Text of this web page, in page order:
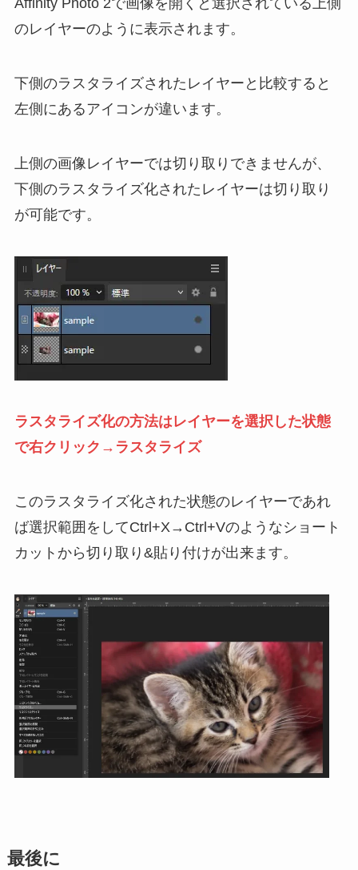
Affinity Photo 2で画像を開くと選択されている上側
のレイヤーのように表示されます。
下側のラスタライズされたレイヤーと比較すると
左側にあるアイコンが違います。
上側の画像レイヤーでは切り取りできませんが、
下側のラスタライズ化されたレイヤーは切り取り
が可能です。
ラスタライズ化の方法はレイヤーを選択した状態
で右クリック→ラスタライズ
このラスタライズ化された状態のレイヤーであれ
ば選択範囲をしてCtrl+X→Ctrl+Vのようなショート
カットから切り取り&貼り付けが出来ます。
最後に